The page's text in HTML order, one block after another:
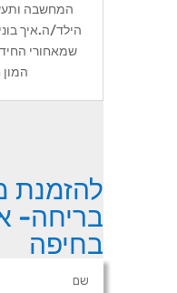
המחשבה
הילד/ה.איך
שמאחורי
המון
להזמנת
בריחה-
בחיפה